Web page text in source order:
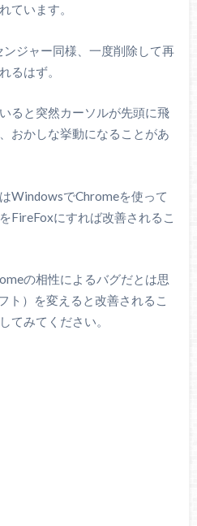
ています。
ジャー同様、一度削除して再
るはず。
ると突然カーソルが先頭に飛
おかしな挙動になることがあ
WindowsでChromeを使って
FireFoxにすれば改善されるこ
の相性によるバグだとは思
ト）を変えると改善されるこ
てみてください。